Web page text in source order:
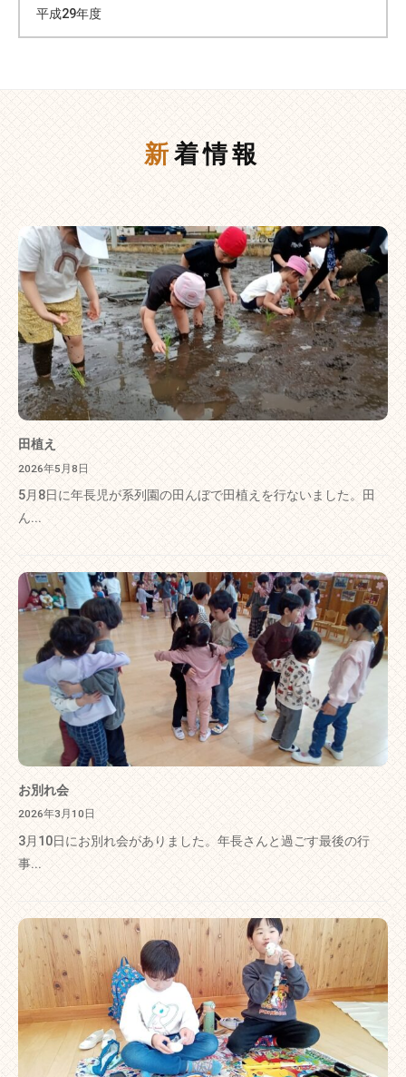
平成29年度
新着情報
田植え
2026年5月8日
5月8日に年長児が系列園の田んぼで田植えを行ないました。田
ん...
お別れ会
2026年3月10日
3月10日にお別れ会がありました。年長さんと過ごす最後の行
事...